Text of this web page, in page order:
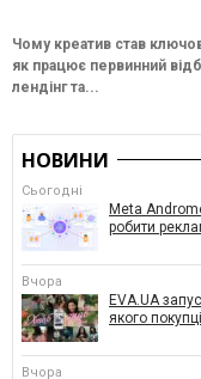
Чому креатив став
як працює первинний
лендінг та...
НОВИНИ
Сьогодні
Meta
робити
Вчора
EVA.UA
якого
Вчора